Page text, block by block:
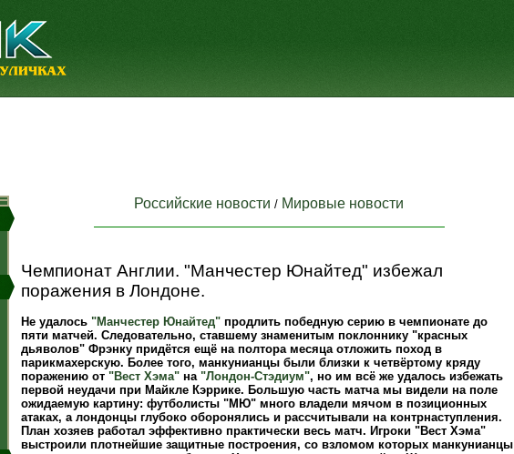
Российские новости / Мировые новости
Чемпионат Англии. "Манчестер Юнайтед" избежал
поражения в Лондоне.
Не удалось "Манчестер Юнайтед"продлить победную серию в чемпионате до
пяти матчей. Следовательно, ставшему знаменитым поклоннику "красных
дьяволов" Фрэнку придётся ещё на полтора месяца отложить поход в
парикмахерскую. Более того, манкунианцы были близки к четвёртому кряду
поражению от "Вест Хэма"на "Лондон-Стэдиум", но им всё же удалось избежать
первой неудачи при Майкле Кэррике. Большую часть матча мы видели на поле
ожидаемую картину: футболисты "МЮ" много владели мячом в позиционных
атаках, а лондонцы глубоко оборонялись и рассчитывали на контрнаступления.
План хозяев работал эффективно практически весь матч. Игроки "Вест Хэма"
выстроили плотнейшие защитные построения, со взломом которых манкунианцы